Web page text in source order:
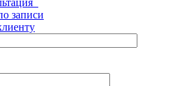
записи